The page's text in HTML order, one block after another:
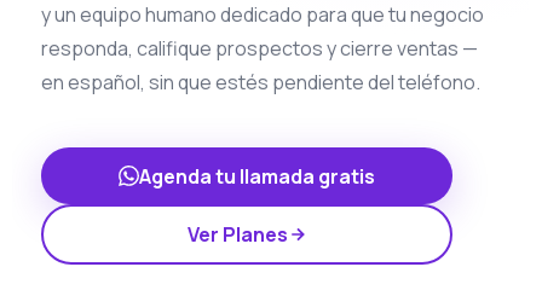
y un equipo humano dedicado para que tu negocio
responda, califique prospectos y cierre ventas —
en español, sin que estés pendiente del teléfono.
Agenda tu llamada gratis
Ver Planes